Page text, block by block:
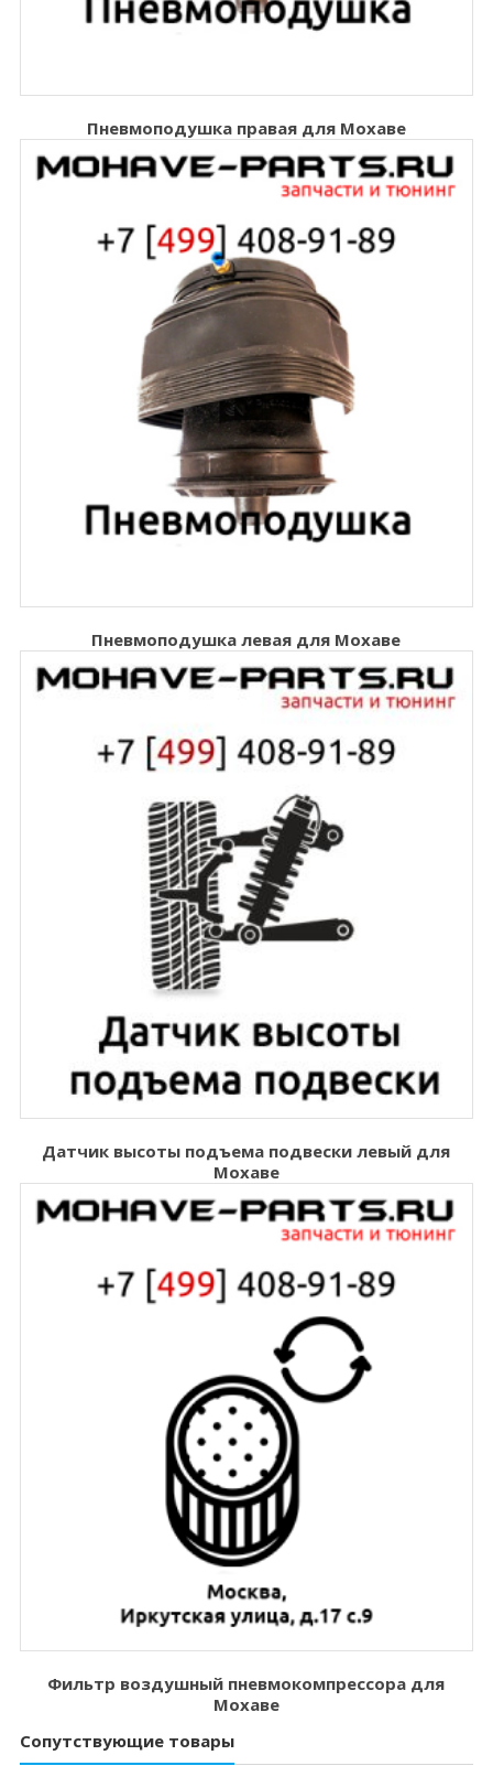
Пневмоподушка правая для Мохаве
Пневмоподушка левая для Мохаве
Датчик высоты подъема подвески левый для
Мохаве
Фильтр воздушный пневмокомпрессора для
Мохаве
Сопутствующие товары